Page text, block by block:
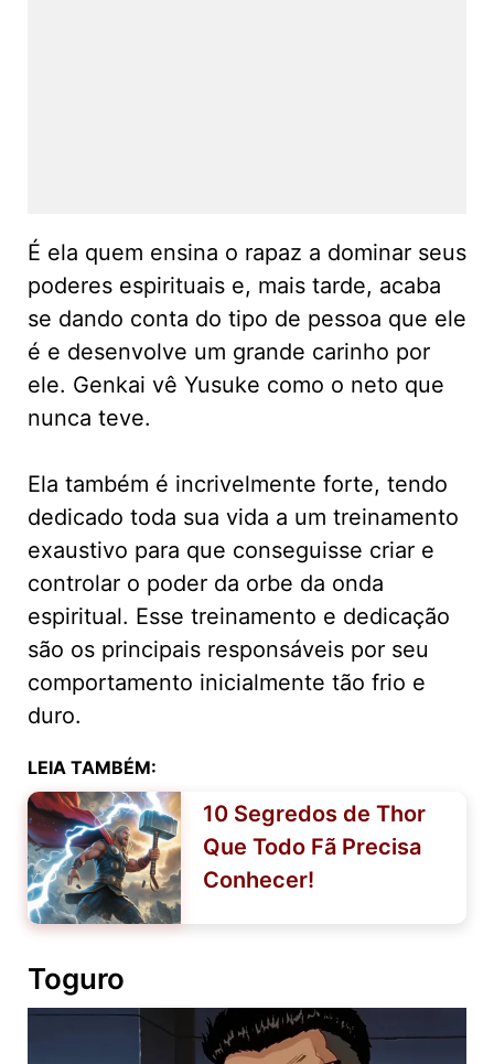
É ela quem ensina o rapaz a dominar seus
poderes espirituais e, mais tarde, acaba
se dando conta do tipo de pessoa que ele
é e desenvolve um grande carinho por
ele. Genkai vê Yusuke como o neto que
nunca teve.
Ela também é incrivelmente forte, tendo
dedicado toda sua vida a um treinamento
exaustivo para que conseguisse criar e
controlar o poder da orbe da onda
espiritual. Esse treinamento e dedicação
são os principais responsáveis por seu
comportamento inicialmente tão frio e
duro.
LEIA TAMBÉM:
10 Segredos de Thor
Que Todo Fã Precisa
Conhecer!
Toguro